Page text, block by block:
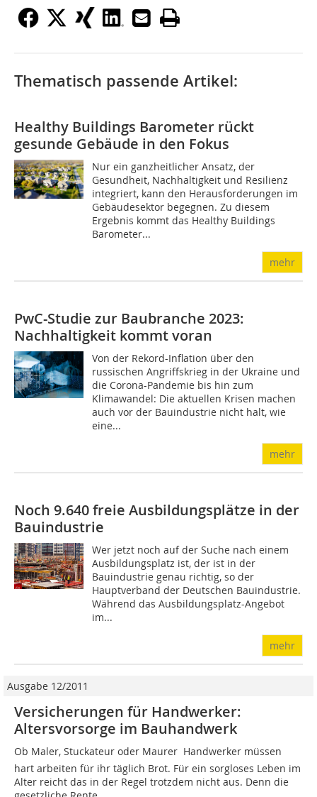
Thematisch passende Artikel:
Healthy Buildings Barometer rückt
gesunde Gebäude in den Fokus
Nur ein ganzheitlicher Ansatz, der
Gesundheit, Nachhaltigkeit und Resilienz
integriert, kann den Herausforderungen im
Gebäudesektor begegnen. Zu diesem
Ergebnis kommt das Healthy Buildings
Barometer...
mehr
PwC-Studie zur Baubranche 2023:
Nachhaltigkeit kommt voran
Von der Rekord-Inflation über den
russischen Angriffskrieg in der Ukraine und
die Corona-Pandemie bis hin zum
Klimawandel: Die aktuellen Krisen machen
auch vor der Bauindustrie nicht halt, wie
eine...
mehr
Noch 9.640 freie Ausbildungsplätze in der
Bauindustrie
Wer jetzt noch auf der Suche nach einem
Ausbildungsplatz ist, der ist in der
Bauindustrie genau richtig, so der
Hauptverband der Deutschen Bauindustrie.
Während das Ausbildungsplatz-Angebot
im...
mehr
Ausgabe 12/2011
Versicherungen für Handwerker:
Altersvorsorge im Bauhandwerk
Ob Maler, Stuckateur oder Maurer  Handwerker müssen
hart arbeiten für ihr täglich Brot. Für ein sorgloses Leben im
Alter reicht das in der Regel trotzdem nicht aus. Denn die